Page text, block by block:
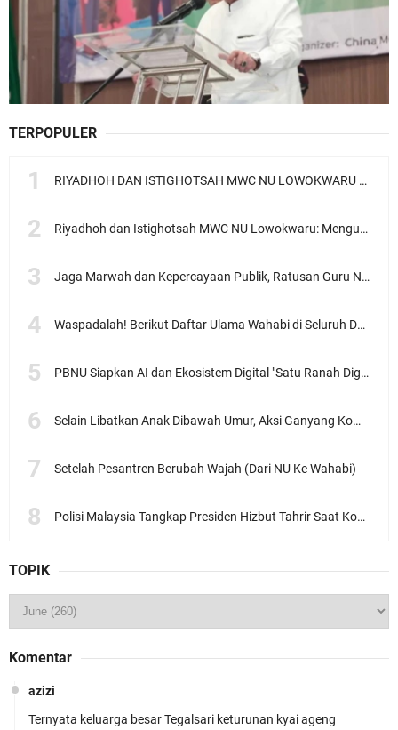
TERPOPULER
RIYADHOH DAN ISTIGHOTSAH MWC NU LOWOKWARU Menyambut Muktamar NU ke-35, Meneguhkan Sanad Laku Para Muassis
Riyadhoh dan Istighotsah MWC NU Lowokwaru: Menguatkan Doa, Menjalin Ukhuwah Menyambut Muktamar NU ke-35
Jaga Marwah dan Kepercayaan Publik, Ratusan Guru Ngaji Kota Malang Serukan Deklarasi Ramah Anak
Waspadalah! Berikut Daftar Ulama Wahabi di Seluruh Dunia dan Karya-karyanya
PBNU Siapkan AI dan Ekosistem Digital "Satu Ranah Digital untuk Ulama", Siap Diluncurkan dalam Waktu Dekat!
Selain Libatkan Anak Dibawah Umur, Aksi Ganyang Komunis Jadi Sorotan Karena Ada Narasi Halal Sembelih Orang
Setelah Pesantren Berubah Wajah (Dari NU Ke Wahabi)
Polisi Malaysia Tangkap Presiden Hizbut Tahrir Saat Konferensi Pers
TOPIK
Komentar
azizi
Ternyata keluarga besar Tegalsari keturunan kyai ageng